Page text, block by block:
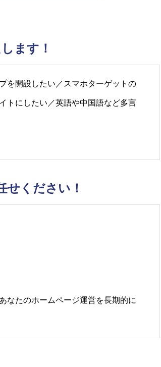
ます！
を開設したい／スマホターゲットの
トにしたい／英語や中国語など多言
せください！
なたのホームページ運営を長期的に